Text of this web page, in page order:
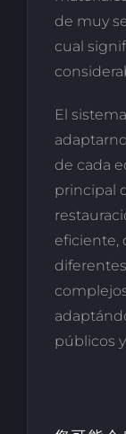
de muy
cual
El
de cada
principal
eficiente,
públicos